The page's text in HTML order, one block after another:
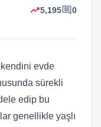
trending_up5,195comment0
kendini evde
sürekli
edip bu
genellikle yaşlı